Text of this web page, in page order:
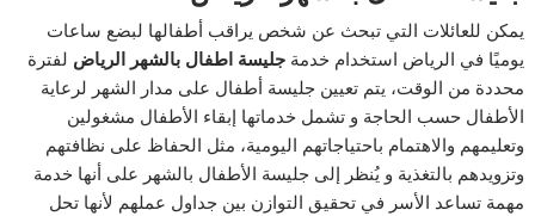
يمكن للعائلات التي تبحث عن شخص يراقب أطفالها لبضع ساعات
يوميًا في الرياض استخدام خدمةجليسة اطفال بالشهر الرياض لفترة
محددة من الوقت، يتم تعيين جليسة أطفال على مدار الشهر لرعاية
الأطفال حسب الحاجة و تشمل خدماتها إبقاء الأطفال مشغولين
وتعليمهم والاهتمام باحتياجاتهم اليومية، مثل الحفاظ على نظافتهم
وتزويدهم بالتغذية و يُنظر إلى جليسة الأطفال بالشهر على أنها خدمة
مهمة تساعد الأسر في تحقيق التوازن بين جداول عملهم لأنها تحل